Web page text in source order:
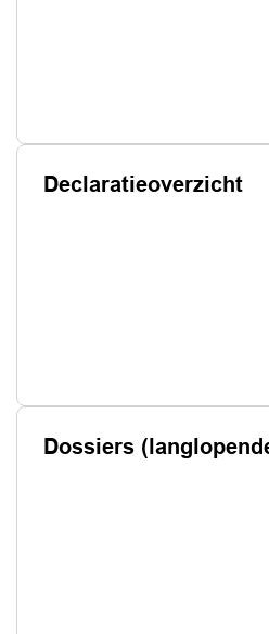
Declaratieoverzicht
Dossiers